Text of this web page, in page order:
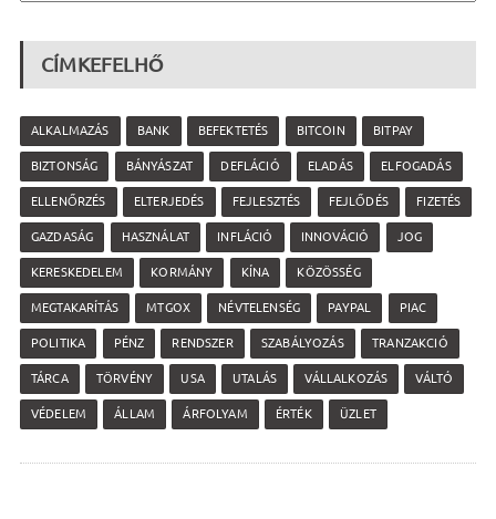
CÍMKEFELHŐ
ALKALMAZÁS BANK BEFEKTETÉS BITCOIN BITPAY
BIZTONSÁG BÁNYÁSZAT DEFLÁCIÓ ELADÁS ELFOGADÁS
ELLENŐRZÉS ELTERJEDÉS FEJLESZTÉS FEJLŐDÉS FIZETÉS
GAZDASÁG HASZNÁLAT INFLÁCIÓ INNOVÁCIÓ JOG
KERESKEDELEM KORMÁNY KÍNA KÖZÖSSÉG
MEGTAKARÍTÁS MTGOX NÉVTELENSÉG PAYPAL PIAC
POLITIKA PÉNZ RENDSZER SZABÁLYOZÁS TRANZAKCIÓ
TÁRCA TÖRVÉNY USA UTALÁS VÁLLALKOZÁS VÁLTÓ
VÉDELEM ÁLLAM ÁRFOLYAM ÉRTÉK ÜZLET